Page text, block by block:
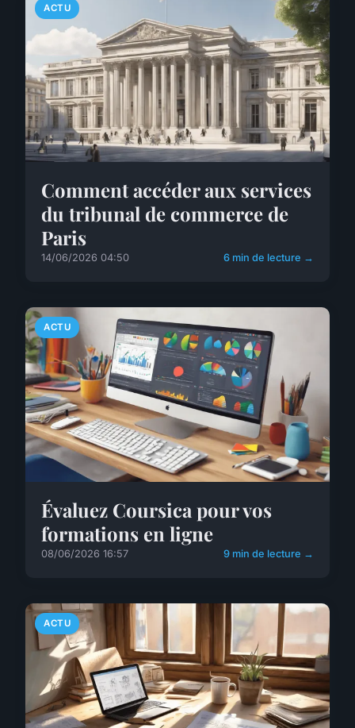
ACTU
Comment accéder aux services
du tribunal de commerce de
Paris
14/06/2026 04:50 6 min de lecture →
ACTU
Évaluez Coursica pour vos
formations en ligne
08/06/2026 16:57 9 min de lecture →
ACTU